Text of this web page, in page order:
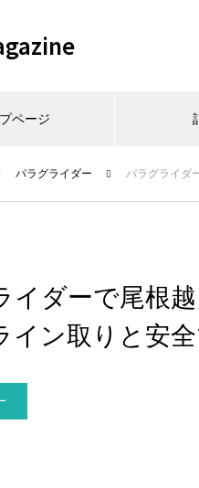
ページ
パラグライダー パラグライダ
イダーで尾根
イン取りと安